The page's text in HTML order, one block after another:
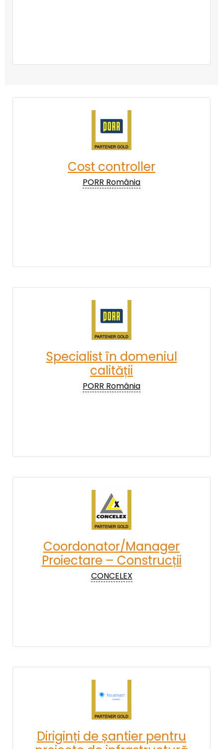
Cost controller
PORR România
Specialist în domeniul
calității
PORR România
Coordonator/Manager
Proiectare – Construcții
CONCELEX
Diriginți de șantier pentru